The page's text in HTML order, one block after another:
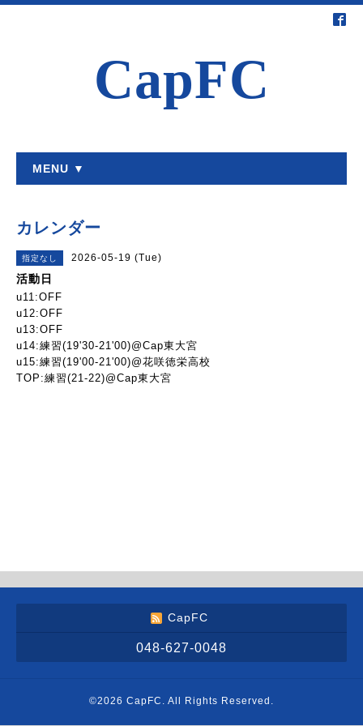
CapFC
MENU ▼
カレンダー
指定なし 2026-05-19 (Tue)
活動日
u11:OFF
u12:OFF
u13:OFF
u14:練習(19'30-21'00)@Cap東大宮
u15:練習(19'00-21'00)@花咲徳栄高校
TOP:練習(21-22)@Cap東大宮
CapFC
048-627-0048
©2026 CapFC . All Rights Reserved.